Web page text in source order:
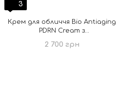
3
Крем для обличчя Bio Antiaging
PDRN Cream з
2 700 грн